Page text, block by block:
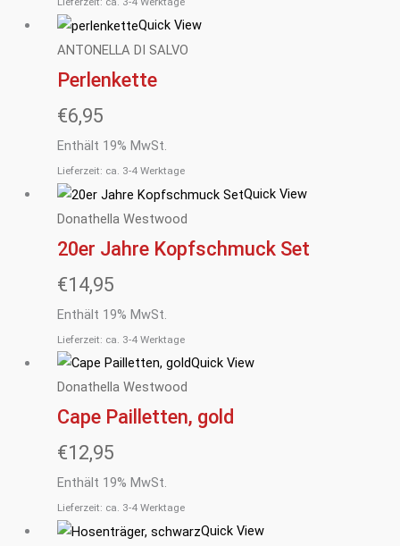
Quick View
ANTONELLA DI SALVO
Perlenkette
€6,95
Enthält 19% MwSt.
Lieferzeit: ca. 3-4 Werktage
Quick View
Donathella Westwood
20er Jahre Kopfschmuck Set
€14,95
Enthält 19% MwSt.
Lieferzeit: ca. 3-4 Werktage
Quick View
Donathella Westwood
Cape Pailletten, gold
€12,95
Enthält 19% MwSt.
Lieferzeit: ca. 3-4 Werktage
Quick View